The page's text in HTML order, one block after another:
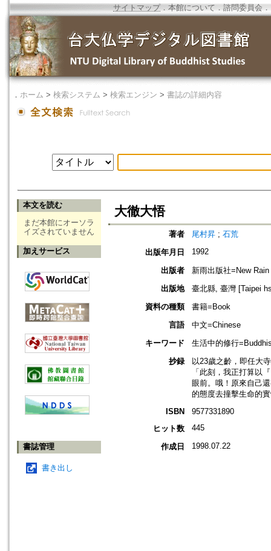
サイトマップ．本館について ． 諮問委員会 ．
． ホーム > 検索システム > 検索エンジン > 書誌の詳細内容
本文を読む
まだ本館にオーソラ
イズされていません
加えサービス
書誌管理
書き出し
大徹大悟
著者 尾村昇 ; 石荒
出版年月日
1992
出版者
新雨出版社=New
出版地
臺北縣, 臺灣 [Taipei
資料の種類
書籍=Book
言語
中文=Chinese
キーワード
生活中的修行
抄録
以23歲之齡，即任大
「此刻，我正打算以
眼前。哦！原來自己
的態度去撞擊生命的
ISBN
9577331890
ヒット数
445
作成日 1998.07.22